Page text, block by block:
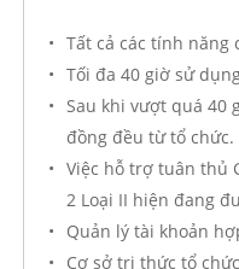
Tất cả các tính năng
Tối đa 40 giờ sử
Sau khi vượt quá 40
đồng đều từ tổ chức.
Việc hỗ trợ tuân thủ
2 Loại II hiện đang
Quản lý tài khoản
Cơ sở tri thức tổ